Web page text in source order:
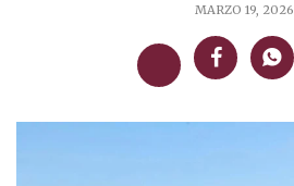
MARZO 19, 2026